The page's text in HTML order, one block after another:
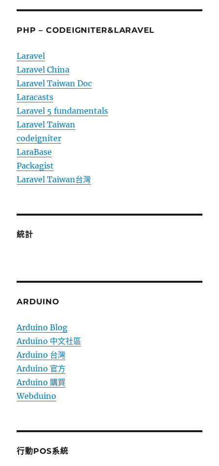
PHP – CODEIGNITER&LARAVEL
Laravel
Laravel China
Laravel Taiwan Doc
Laracasts
Laravel 5 fundamentals
Laravel Taiwan
codeigniter
LaraBase
Packagist
Laravel Taiwan台灣
統計
ARDUINO
Arduino Blog
Arduino 中文社區
Arduino 台灣
Arduino 官方
Arduino 購買
Webduino
行動POS系統